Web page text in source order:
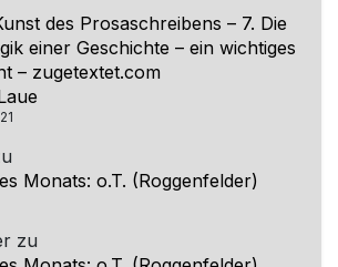
des Prosaschreibens – 7. Die
einer Geschichte – ein wichtiges
– zugetextet.com
Monats: o.T. (Roggenfelder)
zu